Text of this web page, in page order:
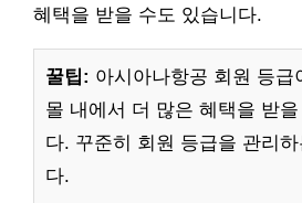
혜택을 받을 수도 있습니다.
꿀팁: 아시아나항공 회원 등급
몰 내에서 더 많은 혜택을 받
다. 꾸준히 회원 등급을 관리
다.